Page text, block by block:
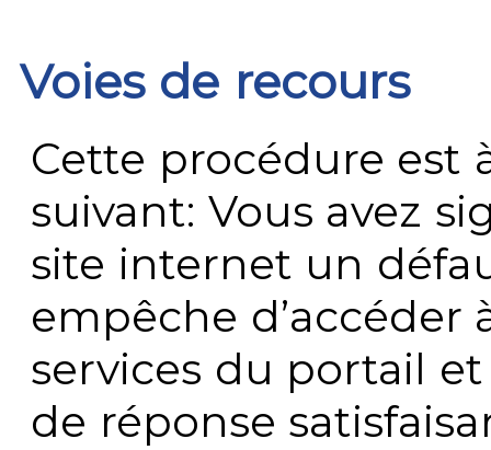
Voies de recours
Cette procédure est
suivant: Vous avez
site internet un
empêche
services du portail
de réponse